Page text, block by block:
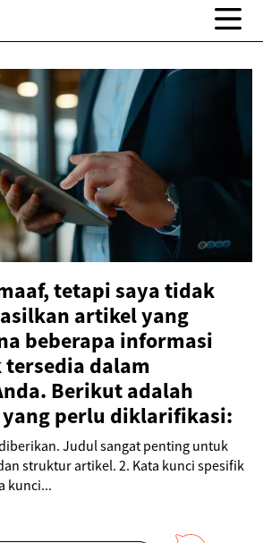
tetapi saya tidak
artikel yang
beberapa informasi
dalam
Berikut adalah
yang perlu diklarifikasi:
Judul sangat penting untuk
struktur artikel. 2. Kata kunci spesifik
kunci...